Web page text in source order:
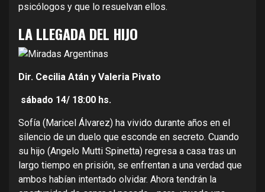
psicólogos y que lo resuelvan ellos.
LA LLEGADA DEL HIJO
Dir. Cecilia Atán y Valeria Pivato
sábado 14/ 18:00 hs.
Sofía (Maricel Álvarez) ha vivido durante años en el
silencio de un duelo que esconde en secreto. Cuando
su hijo (Angelo Mutti Spinetta) regresa a casa tras un
largo tiempo en prisión, se enfrentan a una verdad que
ambos habían intentado olvidar. Ahora tendrán la